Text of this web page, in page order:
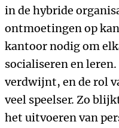
in de hybride
ontmoetingen op
kantoor nodig om
socialiseren en
verdwijnt, en de rol
veel speelser. Zo
het uitvoeren van